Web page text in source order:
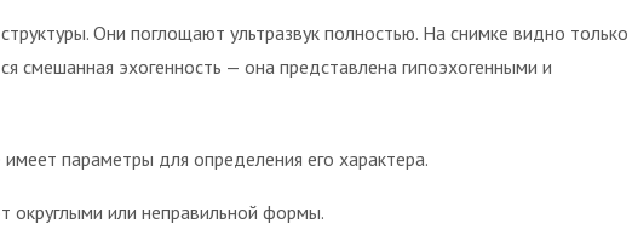
Они поглощают ультразвук полностью. На снимке видно только
смешанная эхогенность — она представлена гипоэхогенными и
параметры для определения его характера.
или неправильной формы.